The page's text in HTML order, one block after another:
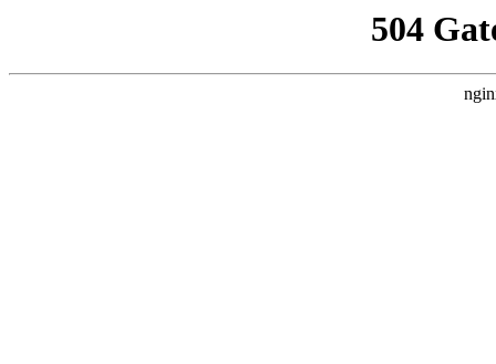
504